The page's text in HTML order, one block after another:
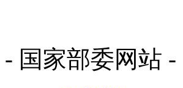
- 国家部委网站 -